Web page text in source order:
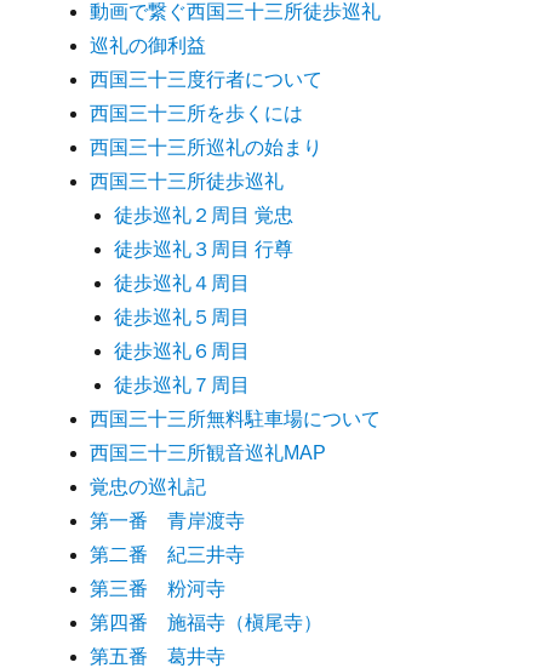
動画で繋ぐ西国三十三所徒歩巡礼
巡礼の御利益
西国三十三度行者について
西国三十三所を歩くには
西国三十三所巡礼の始まり
西国三十三所徒歩巡礼
徒歩巡礼２周目 覚忠
徒歩巡礼３周目 行尊
徒歩巡礼４周目
徒歩巡礼５周目
徒歩巡礼６周目
徒歩巡礼７周目
西国三十三所無料駐車場について
西国三十三所観音巡礼MAP
覚忠の巡礼記
第一番 青岸渡寺
第二番 紀三井寺
第三番 粉河寺
第四番 施福寺（槇尾寺）
第五番 葛井寺